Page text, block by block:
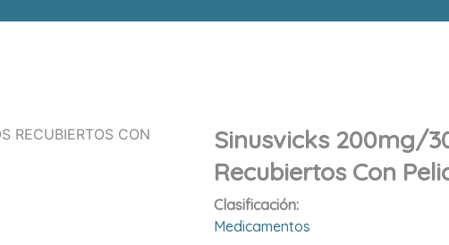
Sinusvicks 200mg/
Recubiertos Con
Clasificación:
Medicamentos